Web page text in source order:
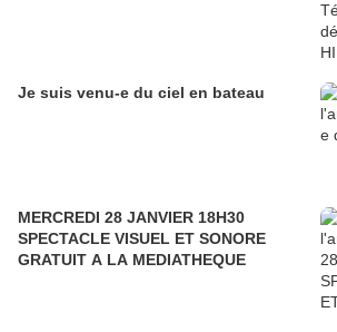
Je suis venu-e du ciel en bateau
MERCREDI 28 JANVIER 18H30
SPECTACLE VISUEL ET SONORE
GRATUIT A LA MEDIATHEQUE